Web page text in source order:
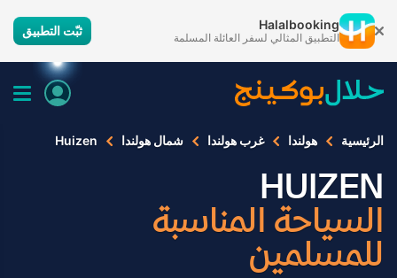
Halalbooking
التطبيق المثالي لسفر العائلة المسلمة ثبّت التطبيق
الرئيسية هولندا غرب هولندا شمال هولندا Huizen
HUIZEN
السياحة المناسبة
للمسلمين